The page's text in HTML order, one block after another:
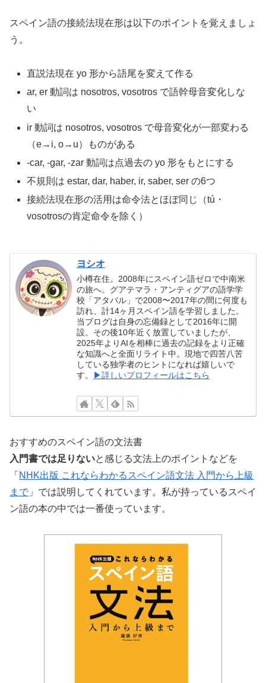
スペイン語の接続法現在形は以下のポイントを覚えましょ
う。
直説法現在 yo 形から語尾を変えて作る
ar, er 動詞は nosotros, vosotros で語幹母音変化しな
い
ir 動詞は nosotros, vosotros で母音変化が一部変わる
（e→i, o→u）ものがある
-car, -gar, -zar 動詞は点過去の yo 形をもとにする
不規則は estar, dar, haber, ir, saber, ser の6つ
接続法現在形の活用は命令法とほぼ同じ（tú・
vosotrosの肯定命令を除く）
ヨシオ
小樽在住。2008年にスペイン語ゼロで中南米
の旅へ。グアテマラ・アンティグアの語学学
校「アタバル」で2008〜2017年の間に何度も
訪れ、計14ヶ月スペイン語を学習しました。
当ブログは自身の忘備録として2016年に開
設。その後10年近く放置していましたが、
2025年よりAIを相棒に過去の記録をより正確
な知識へと全面リライト中。現地で四苦八苦
している独学者のヒントになれば嬉しいで
す。
▶詳しいプロフィールはこちら
おすすめのスペイン語の文法書
入門書では足りないと感じる文法上のポイントなどを
「 NHK出版 これならわかるスペイン語文法 入門から上級
まで」では説明してくれています。私が持っているスペイ
ン語の本の中では一番使っています。